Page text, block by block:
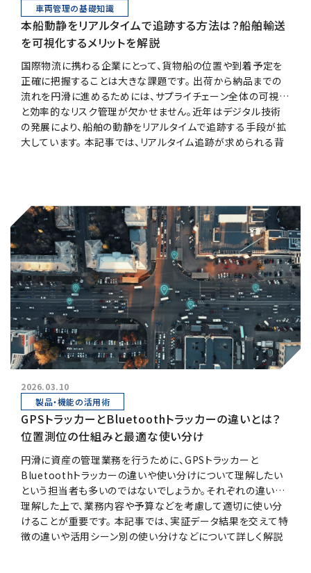
車両管理の基礎知識
本船動静をリアルタイムで追跡する方法は？船舶輸送
を可視化するメリットを解説
国際物流に携わる企業にとって、貨物船の位置や到着予定を
正確に把握することは大きな課題です。 出荷から納品までの
流れを円滑に進めるためには、サプライチェーン全体の可視化
と効率的なリスク管理が欠かせません。近年はデジタル技術
の発展により、船舶の動静をリアルタイムで追跡する手段が拡
大しています。 本記事では、リアルタイム追跡が求められる背
2026.03.10
製品・機能の活用術
GPSトラッカーとBluetoothトラッカーの違いとは？
位置測位の仕組みと最適な使い分け
円滑に資産の管理業務を行うために、GPSトラッカーと
Bluetoothトラッカーの違いや使い分けについて理解したい
という担当者も多いのではないでしょうか。それぞれの違いを
理解した上で、業務内容や予算などを考慮して適切に使い分
けることが重要です。 本記事では、実証データ結果を交えて特
徴の違いや活用シーン別の使い分けなどについて詳しく解説